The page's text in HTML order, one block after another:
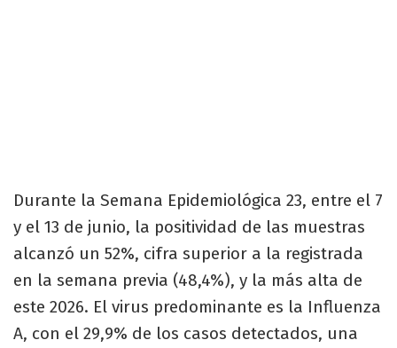
Durante la Semana Epidemiológica 23, entre el 7
y el 13 de junio, la positividad de las muestras
alcanzó un 52%, cifra superior a la registrada
en la semana previa (48,4%), y la más alta de
este 2026. El virus predominante es la Influenza
A, con el 29,9% de los casos detectados, una